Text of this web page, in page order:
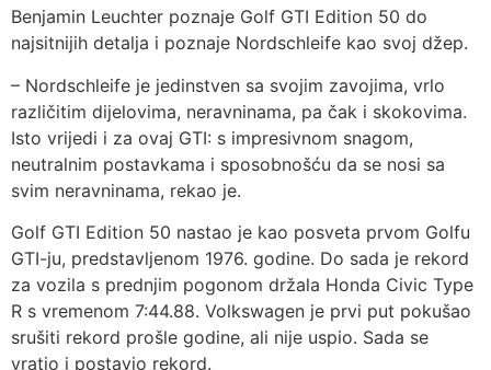
Benjamin Leuchter poznaje Golf GTI Edition 50 do
najsitnijih detalja i poznaje Nordschleife kao svoj džep.
– Nordschleife je jedinstven sa svojim zavojima, vrlo
različitim dijelovima, neravninama, pa čak i skokovima.
Isto vrijedi i za ovaj GTI: s impresivnom snagom,
neutralnim postavkama i sposobnošću da se nosi sa
svim neravninama, rekao je.
Golf GTI Edition 50 nastao je kao posveta prvom Golfu
GTI-ju, predstavljenom 1976. godine. Do sada je rekord
za vozila s prednjim pogonom držala Honda Civic Type
R s vremenom 7:44.88. Volkswagen je prvi put pokušao
srušiti rekord prošle godine, ali nije uspio. Sada se
vratio i postavio rekord.